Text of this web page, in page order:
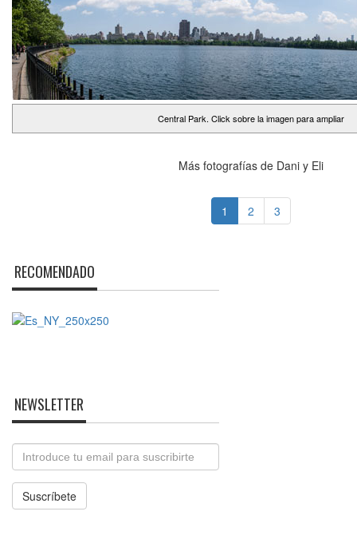
Central Park. Click sobre la imagen para ampliar
Más fotografías de Dani y Eli
1 2 3
RECOMENDADO
NEWSLETTER
Email
Suscríbete